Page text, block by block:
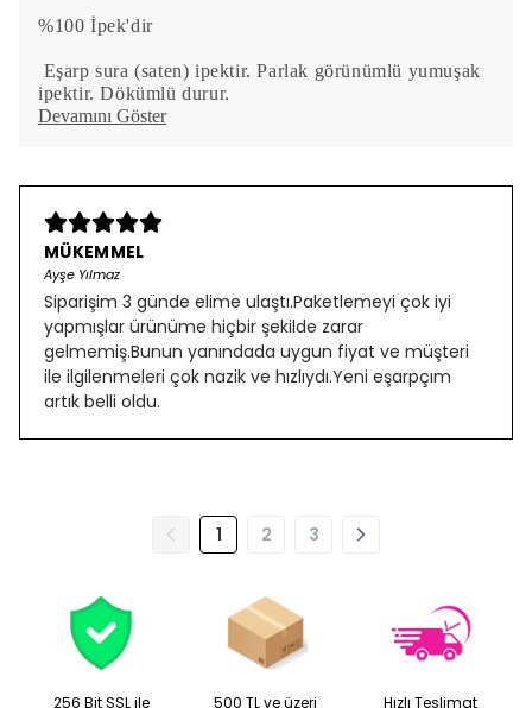
%100 İpek'dir
Eşarp sura (saten) ipektir. Parlak görünümlü yumuşak
ipektir. Dökümlü durur.
Devamını Göster
MÜKEMMEL
Ayşe Yılmaz
Siparişim 3 günde elime ulaştı.Paketlemeyi çok iyi
yapmışlar ürünüme hiçbir şekilde zarar
gelmemiş.Bunun yanındada uygun fiyat ve müşteri
ile ilgilenmeleri çok nazik ve hızlıydı.Yeni eşarpçım
artık belli oldu.
1 2 3
256 Bit SSL ile
500 TL ve üzeri
Hızlı Teslimat